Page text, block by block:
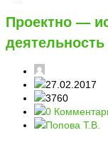
Проектно —
27.02.2017
3760
0
Попова Т.В.